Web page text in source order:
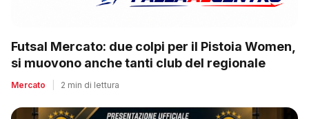
Futsal Mercato: due colpi per il Pistoia Women,
si muovono anche tanti club del regionale
Mercato 2 min di lettura